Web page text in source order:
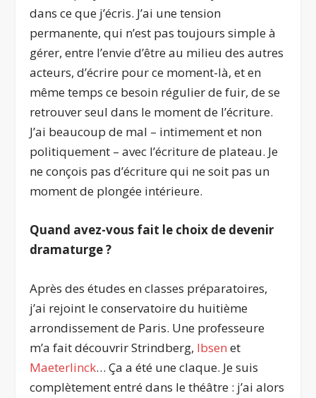
dans ce que j’écris. J’ai une tension
permanente, qui n’est pas toujours simple à
gérer, entre l’envie d’être au milieu des autres
acteurs, d’écrire pour ce moment-là, et en
même temps ce besoin régulier de fuir, de se
retrouver seul dans le moment de l’écriture.
J’ai beaucoup de mal – intimement et non
politiquement – avec l’écriture de plateau. Je
ne conçois pas d’écriture qui ne soit pas un
moment de plongée intérieure.
Quand avez-vous fait le choix de devenir
dramaturge ?
Après des études en classes préparatoires,
j’ai rejoint le conservatoire du huitième
arrondissement de Paris. Une professeure
m’a fait découvrir Strindberg, Ibsen et
Maeterlinck… Ça a été une claque. Je suis
complètement entré dans le théâtre : j’ai alors